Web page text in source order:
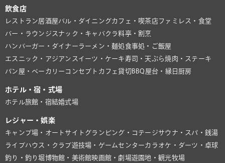
飲食店
レストラン居酒屋バル・ダイニングカフェ・喫茶店ファミレス・食堂
バー・ラウンジ スナック・キャバクラ料亭・割烹
ハンバーガー・ダイナーラーメン・麺処食事処・ご飯屋
エスニック・アジアン スイーツ・ケーキ寿司・天ぷら焼肉・ステーキ
パン屋・ベーカリー コンセプトカフェ貸切BBQ 屋台・縁日 厨房
ホテル・宿・式場
ホテル旅館・宿結婚式場
レジャー・娯楽
キャンプ場・オートサイト グランピング・コテージサウナ・スパ・銭湯
ライブハウス・クラブ遊技場・ゲームセンターカラオケ・ダーツ・卓球
釣り・釣り堀博物館・美術館映画館・劇場遊園地・観光牧場